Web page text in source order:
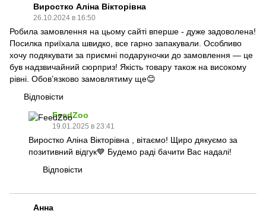
Виростко Аліна Вікторівна
26.10.2024 в 16:50
Робила замовлення на цьому сайті вперше - дуже задоволена!
Посилка приїхала швидко, все гарно запакували. Особливо
хочу подякувати за приємні подаруночки до замовлення — це
був надзвичайний сюрприз! Якість товару також на високому
рівні. Обов’язково замовлятиму ще😊
Відповісти
FeedZoo
19.01.2025 в 23:41
Виростко Аліна Вікторівна , вітаємо! Щиро дякуємо за
позитивний відгук💙 Будемо раді бачити Вас надалі!
Відповісти
Анна